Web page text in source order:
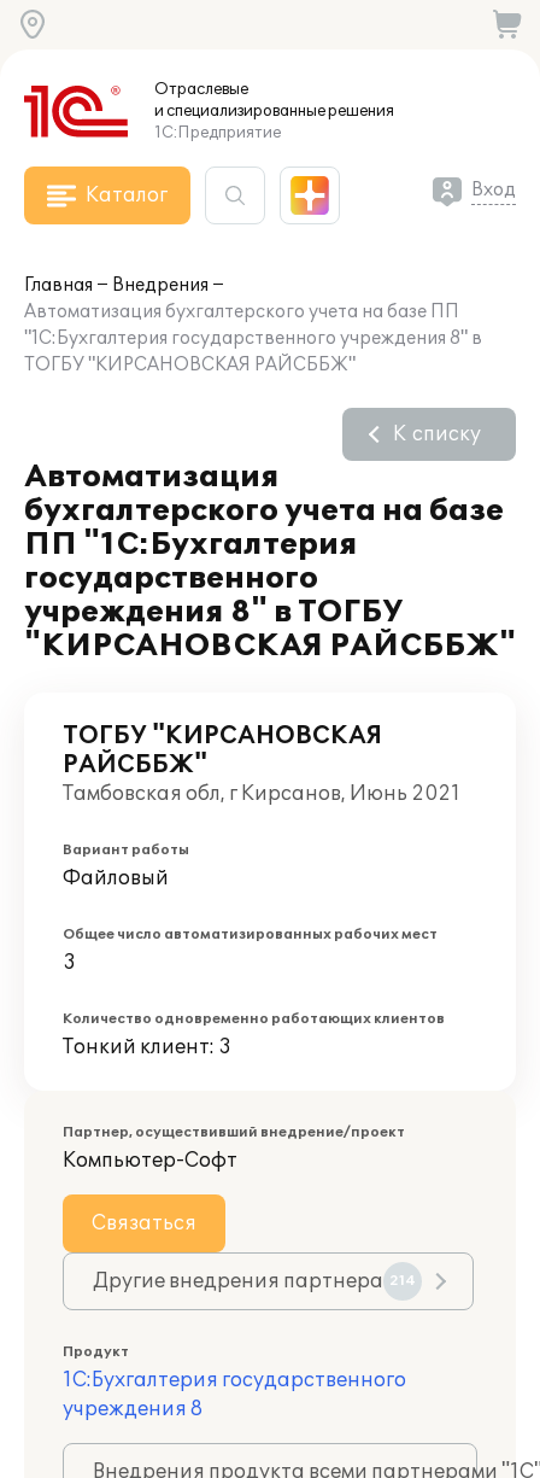
Отраслевые
и специализированныерешения
1С:Предприятие
Каталог Вход
Главная
Внедрения
Автоматизация бухгалтерского учета на базе ПП
"1С:Бухгалтерия государственного учреждения 8" в
ТОГБУ "КИРСАНОВСКАЯ РАЙСББЖ"
Автоматизация
бухгалтерского учета на базе
ПП "1С:Бухгалтерия
государственного
учреждения 8" в ТОГБУ
"КИРСАНОВСКАЯ РАЙСББЖ"
К списку
ТОГБУ "КИРСАНОВСКАЯ
РАЙСББЖ"
Тамбовская обл, г Кирсанов, Июнь 2021
Вариант работы
Файловый
Общее число автоматизированных рабочих мест
3
Количество одновременно работающих клиентов
Тонкий клиент: 3
Партнер, осуществивший внедрение/проект
Компьютер-Софт
Связаться
Другие внедрения партнера 214
Продукт
1С:Бухгалтерия государственного
учреждения 8
Внедрения продукта всеми партнерами